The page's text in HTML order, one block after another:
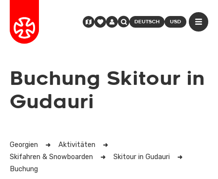
DEUTSCH USD
Buchung Skitour in
Gudauri
Georgien
Aktivitäten
Skifahren & Snowboarden
Skitour in Gudauri
Buchung